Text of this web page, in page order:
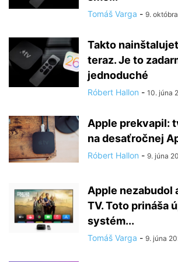
Tomáš Varga - 9.
Takto
teraz. Je to
jednoduché
Róbert Hallon - 10. júna
Apple prekvapil:
na desaťročnej
Róbert Hallon - 9. júna
Apple nezabudol
TV. Toto prináša
systém...
Tomáš Varga - 9. júna